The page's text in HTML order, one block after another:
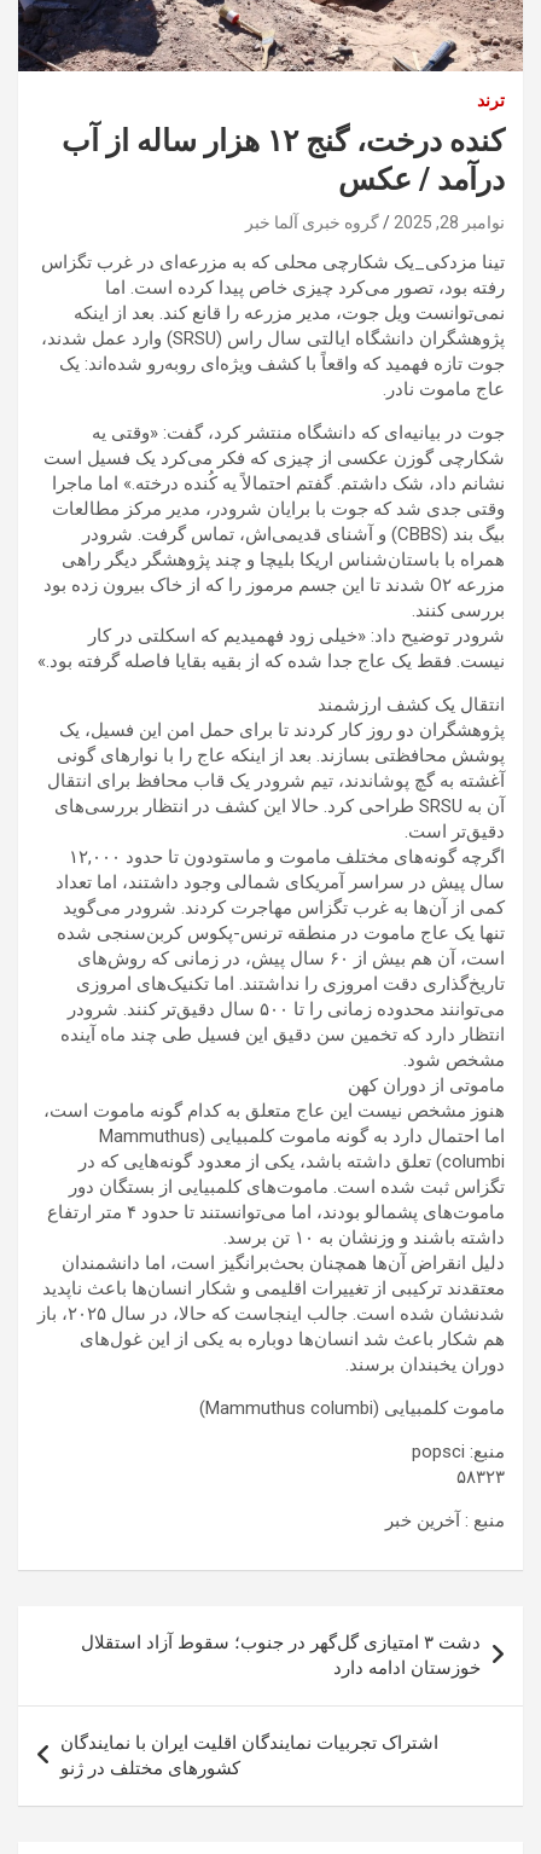
ترند
کنده درخت، گنج ۱۲ هزار ساله از آب
درآمد / عکس
نوامبر 28, 2025 گروه خبری آلما خبر
تینا مزدکی_یک شکارچی محلی که به مزرعه‌ای در غرب تگزاس
رفته بود، تصور می‌کرد چیزی خاص پیدا کرده است. اما
نمی‌توانست ویل جوت، مدیر مزرعه را قانع کند. بعد از اینکه
پژوهشگران دانشگاه ایالتی سال راس (SRSU) وارد عمل شدند،
جوت تازه فهمید که واقعاً با کشف ویژه‌ای روبه‌رو شده‌اند: یک
عاج ماموت نادر.
جوت در بیانیه‌ای که دانشگاه منتشر کرد، گفت: «وقتی یه
شکارچی گوزن عکسی از چیزی که فکر می‌کرد یک فسیل است
نشانم داد، شک داشتم. گفتم احتمالاً یه کُنده درخته.» اما ماجرا
وقتی جدی شد که جوت با برایان شرودر، مدیر مرکز مطالعات
بیگ بند (CBBS) و آشنای قدیمی‌اش، تماس گرفت. شرودر
همراه با باستان‌شناس اریکا بلیچا و چند پژوهشگر دیگر راهی
مزرعه O۲ شدند تا این جسم مرموز را که از خاک بیرون زده بود
بررسی کنند.
شرودر توضیح داد: «خیلی زود فهمیدیم که اسکلتی در کار
نیست. فقط یک عاج جدا شده که از بقیه بقایا فاصله گرفته بود.»
انتقال یک کشف ارزشمند
پژوهشگران دو روز کار کردند تا برای حمل امن این فسیل، یک
پوشش محافظتی بسازند. بعد از اینکه عاج را با نوارهای گونی
آغشته به گچ پوشاندند، تیم شرودر یک قاب محافظ برای انتقال
آن به SRSU طراحی کرد. حالا این کشف در انتظار بررسی‌های
دقیق‌تر است.
اگرچه گونه‌های مختلف ماموت و ماستودون تا حدود ۱۲,۰۰۰
سال پیش در سراسر آمریکای شمالی وجود داشتند، اما تعداد
کمی از آن‌ها به غرب تگزاس مهاجرت کردند. شرودر می‌گوید
تنها یک عاج ماموت در منطقه ترنس-پکوس کربن‌سنجی شده
است، آن‌ هم بیش از ۶۰ سال پیش، در زمانی که روش‌های
تاریخ‌گذاری دقت امروزی را نداشتند. اما تکنیک‌های امروزی
می‌توانند محدوده زمانی را تا ۵۰۰ سال دقیق‌تر کنند. شرودر
انتظار دارد که تخمین سن دقیق این فسیل طی چند ماه آینده
مشخص شود.
ماموتی از دوران کهن
هنوز مشخص نیست این عاج متعلق به کدام گونه ماموت است،
اما احتمال دارد به گونه ماموت کلمبیایی (Mammuthus
columbi) تعلق داشته باشد، یکی از معدود گونه‌هایی که در
تگزاس ثبت شده است. ماموت‌های کلمبیایی از بستگان دور
ماموت‌های پشمالو بودند، اما می‌توانستند تا حدود ۴ متر ارتفاع
داشته باشند و وزنشان به ۱۰ تن برسد.
دلیل انقراض آن‌ها همچنان بحث‌برانگیز است، اما دانشمندان
معتقدند ترکیبی از تغییرات اقلیمی و شکار انسان‌ها باعث ناپدید
شدنشان شده است. جالب اینجاست که حالا، در سال ۲۰۲۵، باز
هم شکار باعث شد انسان‌ها دوباره به یکی از این غول‌های
دوران یخبندان برسند.
ماموت کلمبیایی (Mammuthus columbi)
منبع: popsci
۵۸۳۲۳
منبع : آخرین خبر
نوشته
دشت ۳ امتیازی گل‌گهر در جنوب؛ سقوط آزاد استقلال
خوزستان ادامه دارد
اشتراک تجربیات نمایندگان اقلیت ایران با نمایندگان
کشورهای مختلف در ژنو